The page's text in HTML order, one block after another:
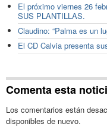
El próximo viernes 26
SUS PLANTILLAS.
Claudino: “Palma es un
El CD Calvia presenta
Comenta esta
Los comentarios están
disponibles de nuevo.